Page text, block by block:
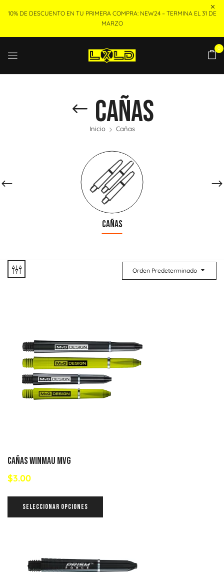
10% DE DESCUENTO EN TU PRIMERA COMPRA: NEW24 – TERMINA EL 31 DE
MARZO
0
Cañas
Inicio Cañas
CAÑAS
Orden Predeterminado
Cañas Winmau MVG
$3.00
SELECCIONAR OPCIONES